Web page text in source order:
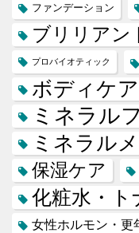
ファンデーション
ブリリアン
プロバイオティック
ボディケア
ミネラル
ミネラル
保湿ケア
化粧水・ト
女性ホルモン・更